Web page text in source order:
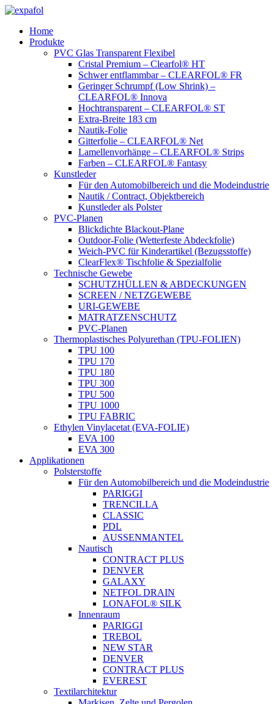
Zum
springenHome
Produkte
PVC Glas Transparent Flexibel
Cristal Premium – Clearfol® HT
Schwer entflammbar – CLEARFOL® FR
Geringer Schrumpf (Low Shrink) –
CLEARFOL® Innova
Hochtransparent – CLEARFOL® ST
Extra-Breite 183 cm
Nautik-Folie
Gitterfolie – CLEARFOL® Net
Lamellenvorhänge – CLEARFOL® Strips
Farben – CLEARFOL® Fantasy
Kunstleder
Für den Automobilbereich und die Modeindustrie
Nautik / Contract, Objektbereich
Kunstleder als Polster
PVC-Planen
Blickdichte Blackout-Plane
Outdoor-Folie (Wetterfeste Abdeckfolie)
Weich-PVC für Kinderartikel (Bezugsstoffe)
ClearFlex® Tischfolie & Spezialfolie
Technische Gewebe
SCHUTZHÜLLEN & ABDECKUNGEN
SCREEN / NETZGEWEBE
URI-GEWEBE
MATRATZENSCHUTZ
PVC-Planen
Thermoplastisches Polyurethan (TPU-FOLIEN)
TPU 100
TPU 170
TPU 180
TPU 300
TPU 500
TPU 1000
TPU FABRIC
Ethylen Vinylacetat (EVA-FOLIE)
EVA 100
EVA 300
Applikationen
Polsterstoffe
Für den Automobilbereich und die Modeindustrie
PARIGGI
TRENCILLA
CLASSIC
PDL
AUSSENMANTEL
Nautisch
CONTRACT PLUS
DENVER
GALAXY
NETFOL DRAIN
LONAFOL® SILK
Innenraum
PARIGGI
TREBOL
NEW STAR
DENVER
CONTRACT PLUS
EVEREST
Textilarchitektur